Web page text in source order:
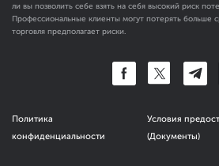
ли вы позволить себе взять на себя высокий риск
Профессиональные клиенты могут потерять больше
торговля предполагает риски.
Политика
конфиденциальности
Условия
(Документы)